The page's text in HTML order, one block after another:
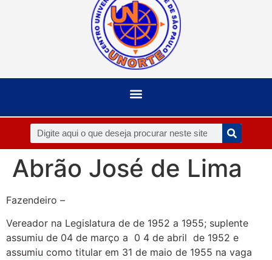
Abrão José de Lima
Fazendeiro –
Vereador na Legislatura de de 1952 a 1955; suplente
assumiu de 04 de março a 0 4 de abril de 1952 e
assumiu como titular em 31 de maio de 1955 na vaga